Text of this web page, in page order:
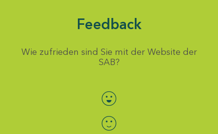
Feedback
Wie zufrieden sind Sie mit der Website der
SAB?
Bewertung auswählen